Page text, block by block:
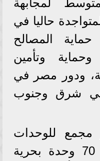
حاليا في
المصالح
وحماية وتأمين
ودور مصر في
في شرق وجنوب
مجمع للوحدات
البحرية وبها أكثر من 70 وحدة بحرية